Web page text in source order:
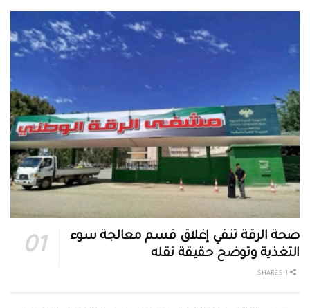
صحة الرقة تنفي إغلاق قسم معالجة سوء
التغذية وتوضح حقيقة نقله